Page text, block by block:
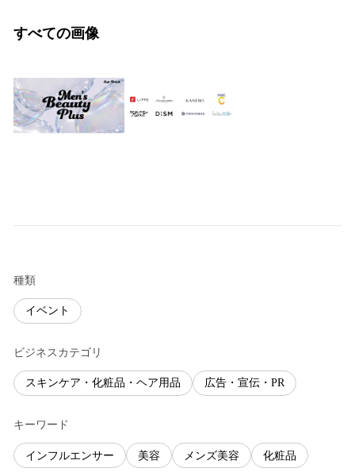
すべての画像
種類
イベント
ビジネスカテゴリ
スキンケア・化粧品・ヘア用品 広告・宣伝・PR
キーワード
インフルエンサー 美容 メンズ美容 化粧品